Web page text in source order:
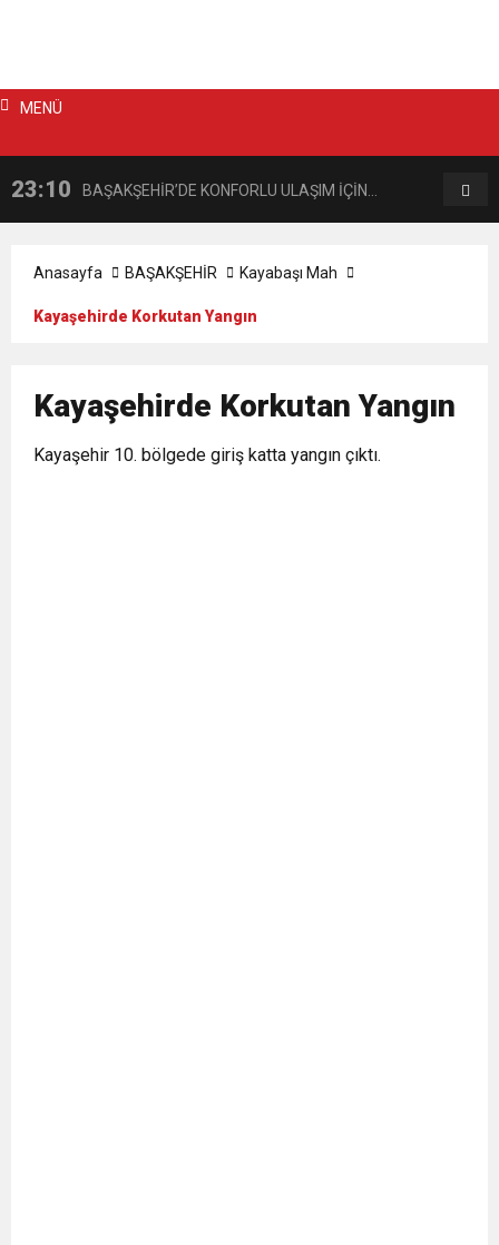
MENÜ
23:10 BAŞAKŞEHİR’DE KONFORLU ULAŞIM İÇİN 22:57
Anasayfa BAŞAKŞEHİR Kayabaşı Mah
Kayaşehirde Korkutan Yangın
Kayaşehirde Korkutan Yangın
Kayaşehir 10. bölgede giriş katta yangın çıktı.